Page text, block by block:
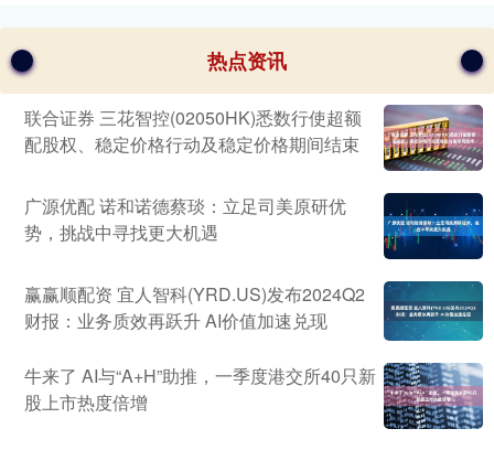
热点资讯
联合证券 三花智控(02050HK)悉数行使超额
配股权、稳定价格行动及稳定价格期间结束
广源优配 诺和诺德蔡琰：立足司美原研优
势，挑战中寻找更大机遇
赢赢顺配资 宜人智科(YRD.US)发布2024Q2
财报：业务质效再跃升 AI价值加速兑现
牛来了 AI与“A+H”助推，一季度港交所40只新
股上市热度倍增